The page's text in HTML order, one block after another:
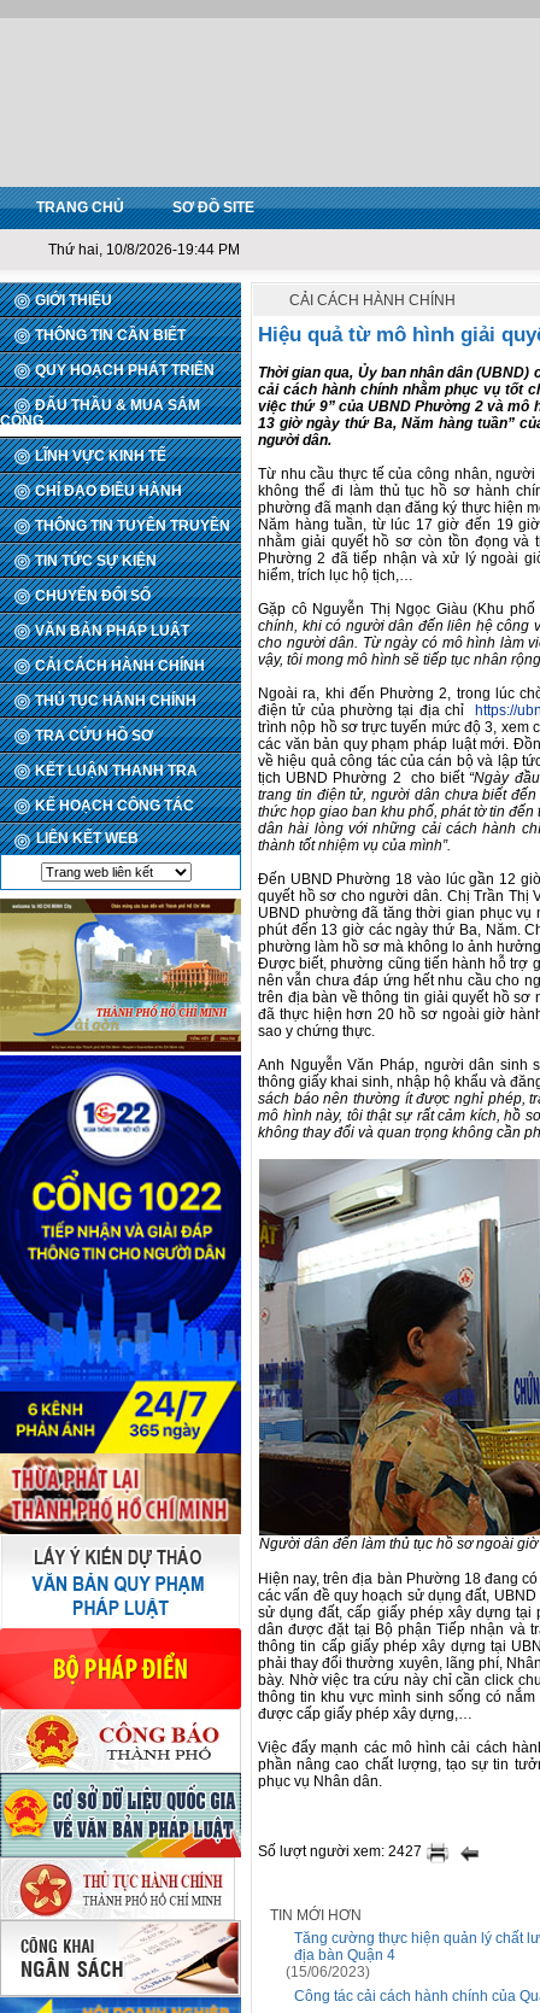
TRANG CHỦ SƠ ĐỒ SITE
Thứ hai, 10/8/2026-19:44 PM
GIỚI THIỆU
THÔNG TIN CẦN BIẾT
QUY HOẠCH PHÁT TRIỂN
ĐẤU THẦU & MUA SẮM
CÔNG
LĨNH VỰC KINH TẾ
CHỈ ĐẠO ĐIỀU HÀNH
THÔNG TIN TUYÊN TRUYỀN
TIN TỨC SỰ KIỆN
CHUYỂN ĐỔI SỐ
VĂN BẢN PHÁP LUẬT
CẢI CÁCH HÀNH CHÍNH
THỦ TỤC HÀNH CHÍNH
TRA CỨU HỒ SƠ
KẾT LUẬN THANH TRA
KẾ HOẠCH CÔNG TÁC
LIÊN KẾT WEB
CẢI CÁCH HÀNH CHÍNH
Hiệu quả từ mô hình giải
Thời gian qua, Ủy ban nhân dân
cải cách hành chính nhằm phục vụ tốt
việc thứ 9” của UBND Phường 2 và mô
13 giờ ngày thứ Ba, Năm hàng tuần”
người dân.
Từ nhu cầu thực tế của công nhân,
không thể đi làm thủ tục hồ sơ hành
phường đã mạnh dạn đăng ký thực hiện
Năm hàng tuần, từ lúc 17 giờ đến 19
nhằm giải quyết hồ sơ còn tồn đọng và
Phường 2 đã tiếp nhận và xử lý ngoài
hiểm, trích lục hộ tịch,…
Gặp cô Nguyễn Thị Ngọc Giàu (Khu
chính, khi có người dân đến liên hệ công
cho người dân. Từ ngày có mô hình làm
vậy, tôi mong mô hình sẽ tiếp tục nhân
Ngoài ra, khi đến Phường 2, trong lúc
điện tử của phường tại địa chỉ https://
trình nộp hồ sơ trực tuyến mức độ 3, xem
các văn bản quy phạm pháp luật mới.
về hiệu quả công tác của cán bộ và lập
tịch UBND Phường 2 cho biết “Ngày
trang tin điện tử, người dân chưa biết
thức họp giao ban khu phố, phát tờ tin
dân hài lòng với những cải cách hành
thành tốt nhiệm vụ của mình”.
Đến UBND Phường 18 vào lúc gần 12
quyết hồ sơ cho người dân. Chị Trần Thị
UBND phường đã tăng thời gian phục
phút đến 13 giờ các ngày thứ Ba, Năm.
phường làm hồ sơ mà không lo ảnh
Được biết, phường cũng tiến hành hỗ trợ
nên vẫn chưa đáp ứng hết nhu cầu cho
trên địa bàn về thông tin giải quyết hồ
đã thực hiện hơn 20 hồ sơ ngoài giờ
sao y chứng thực.
Anh Nguyễn Văn Pháp, người dân sinh
thông giấy khai sinh, nhập hộ khẩu và
sách báo nên thường ít được nghỉ phép,
mô hình này, tôi thật sự rất cảm kích, hồ
không thay đổi và quan trọng không cần
Người dân đến làm thủ tục hồ sơ ngoài
Hiện nay, trên địa bàn Phường 18 đang
các vấn đề quy hoạch sử dụng đất,
sử dụng đất, cấp giấy phép xây dựng tại
dân được đặt tại Bộ phận Tiếp nhận và
thông tin cấp giấy phép xây dựng tại
phải thay đổi thường xuyên, lãng phí,
bày. Nhờ việc tra cứu này chỉ cần click
thông tin khu vực mình sinh sống có
được cấp giấy phép xây dựng,…
Việc đẩy mạnh các mô hình cải cách
phần nâng cao chất lượng, tạo sự tin
phục vụ Nhân dân.
Số lượt người xem: 2427
TIN MỚI HƠN
Tăng cường thực hiện quản lý chất
địa bàn Quận 4
(15/06/2023)
Công tác cải cách hành chính của